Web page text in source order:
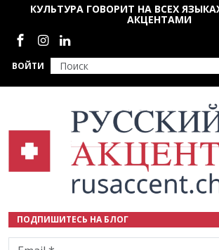
Перейти к основному содержанию
ВОЙТИ
КУЛЬТУРА ГОВОРИТ НА ВСЕХ
АКЦЕНТАМИ
Социальные сети
ПОДПИШИТЕСЬ НА БЛОГ
Email